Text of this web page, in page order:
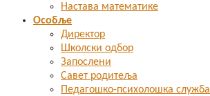
Настава математике
Особље
Директор
Школски одбор
Запослени
Савет родитеља
Педагошко-психолошка служба